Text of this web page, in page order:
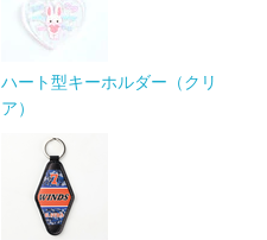
ハート型キーホルダー（クリ
ア）